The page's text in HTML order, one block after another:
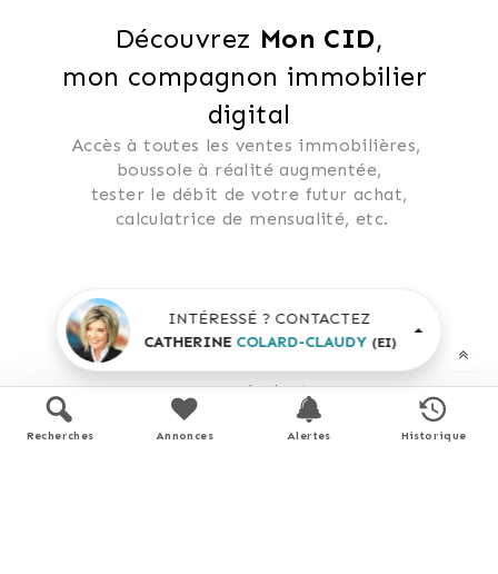
Découvrez Mon CID,
mon compagnon immobilier
digital
Accès à toutes les ventes immobilières,
boussole à réalité augmentée,
tester le débit de votre futur achat,
calculatrice de mensualité, etc.
APP STORE GOOGLE PLAY
En savoir plus
INTÉRESSÉ ? CONTACTEZ
CATHERINE COLARD-CLAUDY (EI)
Recherches Annonces Alertes Historique